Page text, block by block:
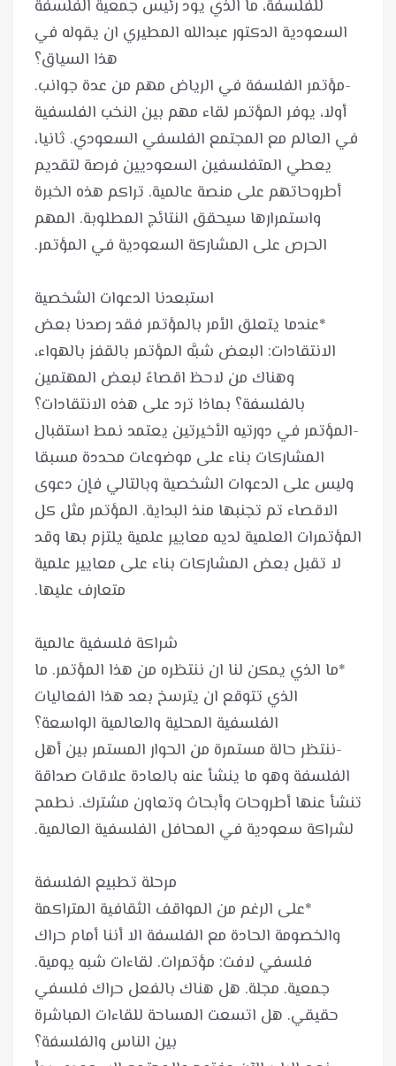
للفلسفة، ما الذي يود رئيس جمعية الفلسفة
السعودية الدكتور عبدالله المطيري ان يقوله في
-مؤتمر الفلسفة في الرياض مهم من عدة جوانب.
أولا، يوفر المؤتمر لقاء مهم بين النخب الفلسفية
في العالم مع المجتمع الفلسفي السعودي. ثانيا،
يعطي المتفلسفين السعوديين فرصة لتقديم
أطروحاتهم على منصة عالمية. تراكم هذه الخبرة
واستمرارها سيحقق النتائج المطلوبة. المهم
*عندما يتعلق الأمر بالمؤتمر فقد رصدنا بعض
الانتقادات: البعض شبَّه المؤتمر بالقفز بالهواء،
وهناك من لاحظ اقصاءً لبعض المهتمين
-المؤتمر في دورتيه الأخيرتين يعتمد نمط استقبال
المشاركات بناء على موضوعات محددة مسبقا
وليس على الدعوات الشخصية وبالتالي فإن دعوى
الاقصاء تم تجنبها منذ البداية. المؤتمر مثل كل
المؤتمرات العلمية لديه معايير علمية يلتزم بها وقد
لا تقبل بعض المشاركات بناء على معايير علمية
*ما الذي يمكن لنا ان ننتظره من هذا المؤتمر. ما
الذي تتوقع ان يترسخ بعد هذا الفعاليات
-ننتظر حالة مستمرة من الحوار المستمر بين أهل
الفلسفة وهو ما ينشأ عنه بالعادة علاقات صداقة
تنشأ عنها أطروحات وأبحاث وتعاون مشترك. نطمح
*على الرغم من المواقف الثقافية المتراكمة
والخصومة الحادة مع الفلسفة الا أننا أمام حراك
فلسفي لافت: مؤتمرات. لقاءات شبه يومية.
جمعية. مجلة. هل هناك بالفعل حراك فلسفي
حقيقي. هل اتسعت المساحة للقاءات المباشرة